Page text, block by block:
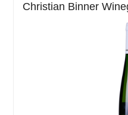
Christian Binner